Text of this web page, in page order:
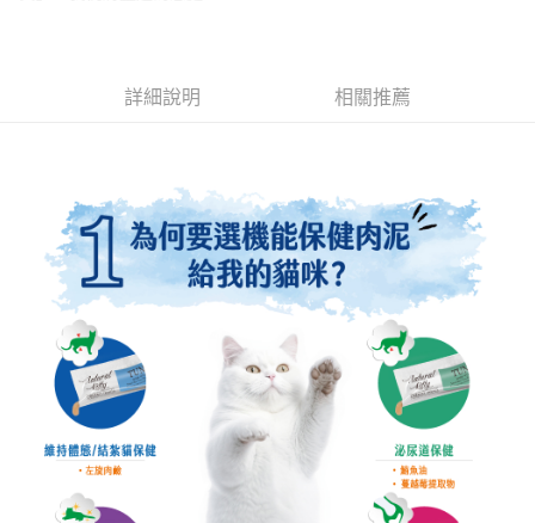
１．於結帳方式選擇「AFTEE先享後付」後，將跳轉至「AFTEE先享後付」
ATM／網路銀行／等多元方式進行付款，方視為交易完成。
※ 請注意：結帳手續完成當下不需立刻繳費，但若您需要取消訂單，請聯絡
購買商品的店家。未經商家同意取消之訂單仍視為有效，需透過AFTEE先享
後付繳納相關費用。
※ 交易是否成功請以「AFTEE先享後付 」之結帳頁面顯示為準，若有關於
是否繳費成功／繳費後需取消欲退款等相關疑問，請聯繫「AFTEE先享後付
客戶支援中心」
https://netprotections.freshdesk.com/support/home
【注意事項】
１．透過由恩沛科技股份有限公司提供之「AFTEE先享後付」服務完成之交
易，需依本服務之必要範圍內提供個人資料，並將交易相關給付款項請求債
權轉讓予恩沛科技股份有限公司。
２．關於個人資料處理事宜，請瀏覽以下網址：
https://aftee.tw/terms/#terms3
３．未成年的使用者請事先徵得法定代理人或監護人之同意方可使用
「AFTEE先享後付」，若未經同意申辦者引起之損失，本公司不負相關責
7-11取貨付款
每筆NT$70，滿NT$1,111(含以上)免運費
付款後7-11取貨
每筆NT$60，滿NT$1,111(含以上)免運費
每筆NT$110，滿NT$2,100(含以上)免運費
詳細說明 相關推薦